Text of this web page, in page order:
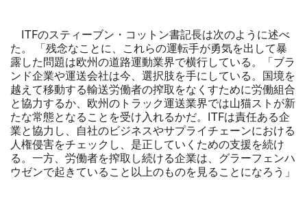
ITFのスティーブン・コットン書記長は次のように述べ
た。 「残念なことに、これらの運転手が勇気を出して暴
露した問題は欧州の道路運動業界で横行している。「ブラ
ンド企業や運送会社は今、選択肢を手にしている。国境を
越えて移動する輸送労働者の搾取をなくすために労働組合
と協力するか、欧州のトラック運送業界では山猫ストが新
たな常態となることを受け入れるかだ。ITFは責任ある企
業と協力し、自社のビジネスやサプライチェーンにおける
人権侵害をチェックし、是正していくための支援を続け
る。一方、労働者を搾取し続ける企業は、グラーフェンハ
ウゼンで起きていること以上のものを見ることになろう」